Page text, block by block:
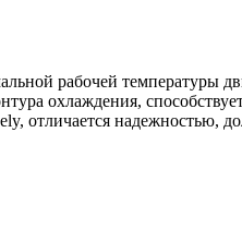
рабочей температуры
охлаждения,
отличается надежностью,